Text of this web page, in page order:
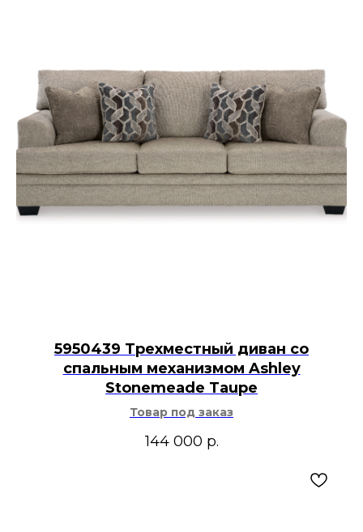
5950439 Трехместный диван со
спальным механизмом Ashley
Stonemeade Taupe
Товар под заказ
144 000 р.